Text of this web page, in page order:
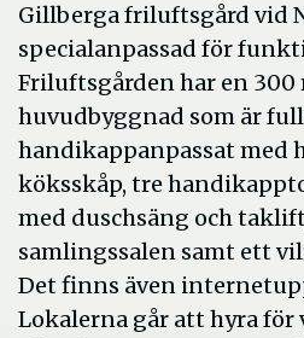
Gillberga friluftsgård vid
specialanpassad för
Friluftsgården har en 300
huvudbyggnad som är
handikappanpassat med
köksskåp, tre
med duschsäng och
samlingssalen samt ett
Det finns även
Lokalerna går att hyra för